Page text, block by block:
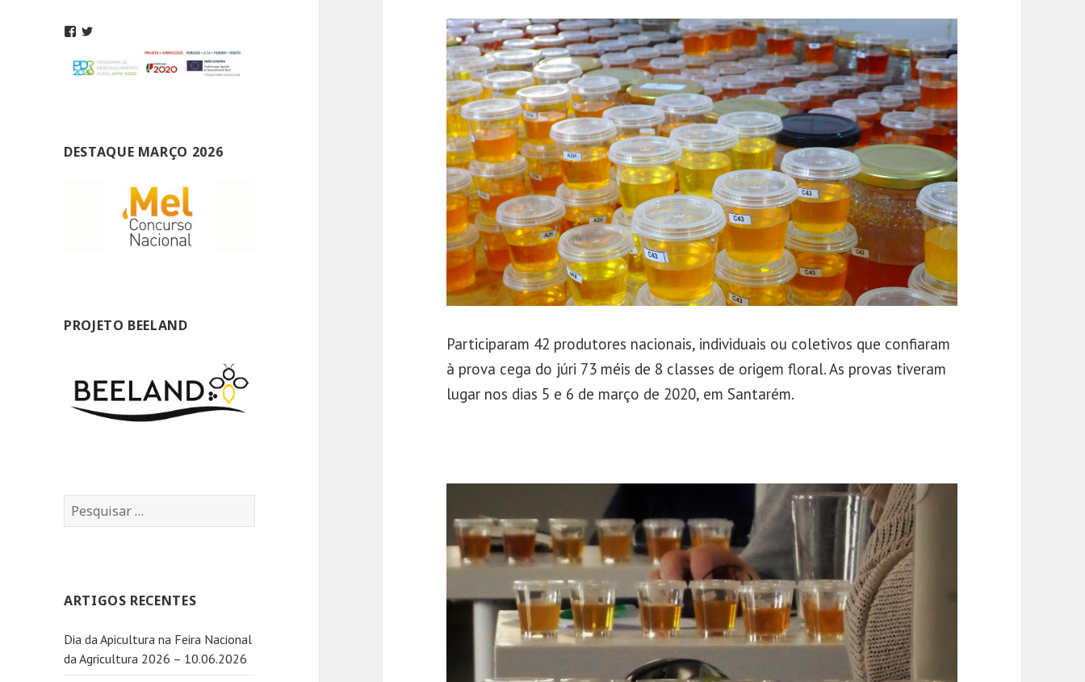
DESTAQUE MARÇO 2026
PROJETO BEELAND
P
e
i
a
r
ARTIGOS RECENTES
Dia da Apicultura na Feira Nacional
da Agricultura 2026 – 10.06.2026
Participaram 42 produtores nacionais, individuais ou coletivos que confiaram
à prova cega do júri 73 méis de 8 classes de origem floral. As provas tiveram
lugar nos dias 5 e 6 de março de 2020, em Santarém.